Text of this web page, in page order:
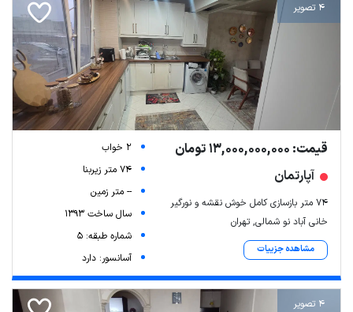
4 تصویر
قیمت: 13,000,000,000 تومان
آپارتمان
۷۴ متر بازسازی کامل خوش نقشه و نورگیر
خانی آباد نو شمالی, تهران
مشاهده جزییات
2 خواب
74 متر زیربنا
-- متر زمین
سال ساخت 1393
شماره طبقه: 5
آسانسور: دارد
4 تصویر